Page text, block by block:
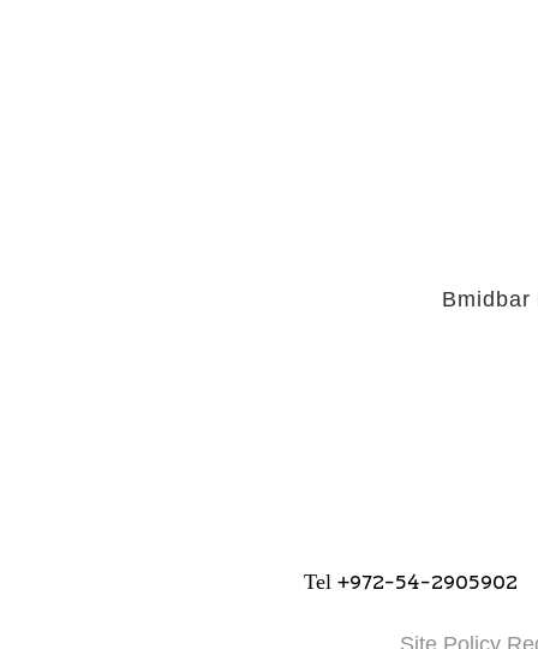
Bmidbar
Tel +972-54-2905902